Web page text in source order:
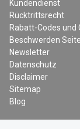
Kundendienst
Rücktrittsrecht
Rabatt-Codes und
Beschwerden Seite
Newsletter
Datenschutz
Disclaimer
Sitemap
Blog